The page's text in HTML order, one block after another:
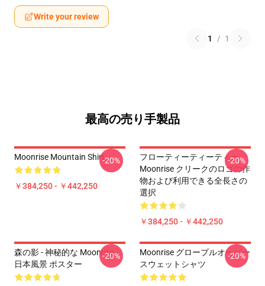
Write your review
1 / 1
最高の売り手製品
Moonrise Mountain Shirt
￥384,250 - ￥442,250
-20%
フローティーティーティー
Moonrise クリークのロゴの作
物および利用できる全長さの
選択
￥384,250 - ￥442,250
-20%
森の影 - 神秘的な Moonrise -
日本風景 ポスター
-20%
Moonrise グロープルオーバー
スウェットシャツ
-20%